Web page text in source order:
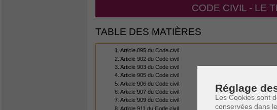
Réglage
Les Cookies sont
conservées dans
CODE CIVIL - LE
TABLE DES MATIÈRES
1. Article 895 du Code civil
2. Article 902 du Code civil
3. Article 903 du Code civil
4. Article 905 du Code civil
5. Article 906 du Code civil
6. Article 907 du Code civil
7. Article 909 du Code civil
8. Article 911 du Code civil